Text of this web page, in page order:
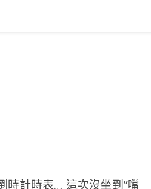
時計時表… 這次沒坐到”噹